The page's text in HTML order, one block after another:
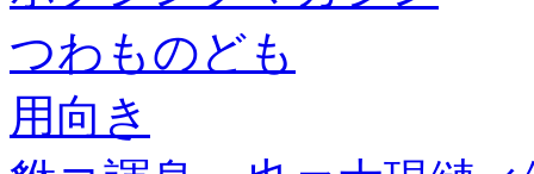
つわものども
用向き